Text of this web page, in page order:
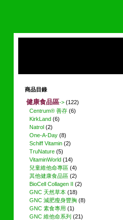
商品目錄
健康食品區-> (122)
Centrum® 善存 (6)
KirkLand (6)
Natrol (2)
One-A-Day (8)
Schiff Vitamin (2)
TruNature (5)
VitaminWorld (14)
兒童維他命專區 (4)
其他健康食品區 (2)
BioCell Collagen II (2)
GNC 天然草本 (18)
GNC 減肥瘦身豐胸 (8)
GNC 素食專用 (1)
GNC 維他命系列 (21)